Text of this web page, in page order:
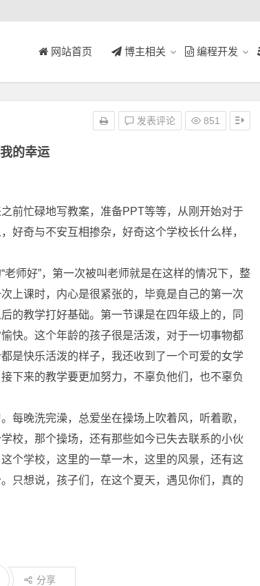
网站首页 博主相关 编程开发
的幸运
发表评论 851
忙碌地写教案，准备PPT等等，从刚开始对于
好奇与不安互相掺杂，好奇这个学校长什么样，
师好”，第一次被叫老师就是在这样的情况下，整
上课时，内心是很紧张的，毕竟是自己的第一次
的教学打好基础。第一节课是在四年级上的，同
快。这个年龄的孩子很是活泼，对于一切事物都
是快乐活泼的样子，我还收到了一个可爱的女学
下来的教学要更加努力，不辜负他们，也不辜负
每晚洗完澡，总爱坐在操场上吹着风，听着歌，
校，那个操场，还有那些如今已失去联系的小伙
个学校，这里的一草一木，这里的风景，还有这
只想说，孩子们，在这个夏天，遇见你们，真的
分享